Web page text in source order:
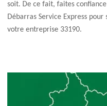
soit. De ce fait, faites
Débarras Service Express
votre entreprise 33190.